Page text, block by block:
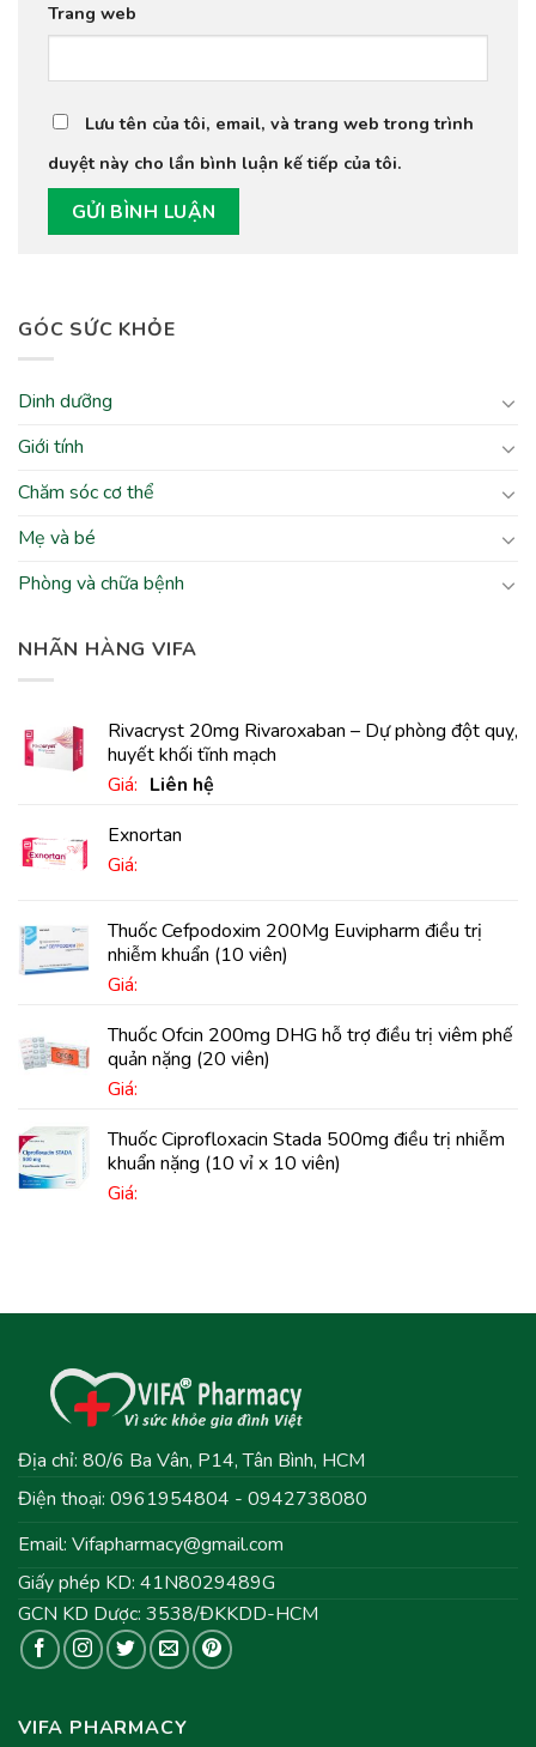
GÓC SỨC KHỎE
Dinh dưỡng
Giới tính
Chăm sóc cơ thể
Mẹ và bé
Phòng và chữa bệnh
NHÃN HÀNG VIFA
Rivacryst 20mg Rivaroxaban – Dự phòng đột quỵ,
huyết khối tĩnh mạch
Giá: Liên hệ
Exnortan
Giá:
Thuốc Cefpodoxim 200Mg Euvipharm điều trị
nhiễm khuẩn (10 viên)
Giá:
Thuốc Ofcin 200mg DHG hỗ trợ điều trị viêm phế
quản nặng (20 viên)
Giá:
Thuốc Ciprofloxacin Stada 500mg điều trị nhiễm
khuẩn nặng (10 vỉ x 10 viên)
Giá:
Trang web
Lưu tên của tôi, email, và trang web trong trình
duyệt này cho lần bình luận kế tiếp của tôi.
Địa chỉ: 80/6 Ba Vân, P14, Tân Bình, HCM
Điện thoại: 0961954804 - 0942738080
Email: Vifapharmacy@gmail.com
Giấy phép KD: 41N8029489G
GCN KD Dược: 3538/ĐKKDD-HCM
VIFA PHARMACY